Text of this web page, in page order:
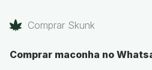
Comprar Skunk
Comprar maconha no